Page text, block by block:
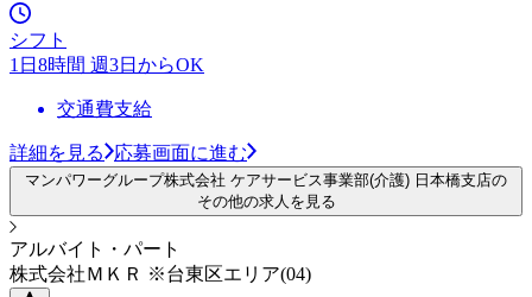
シフト
1日8時間 週3日からOK
交通費支給
詳細を見る 応募画面に進む
マンパワーグループ株式会社 ケアサービス事業部(介護) 日本橋支店の
その他の求人を見る
アルバイト・パート
株式会社ＭＫＲ ※台東区エリア(04)